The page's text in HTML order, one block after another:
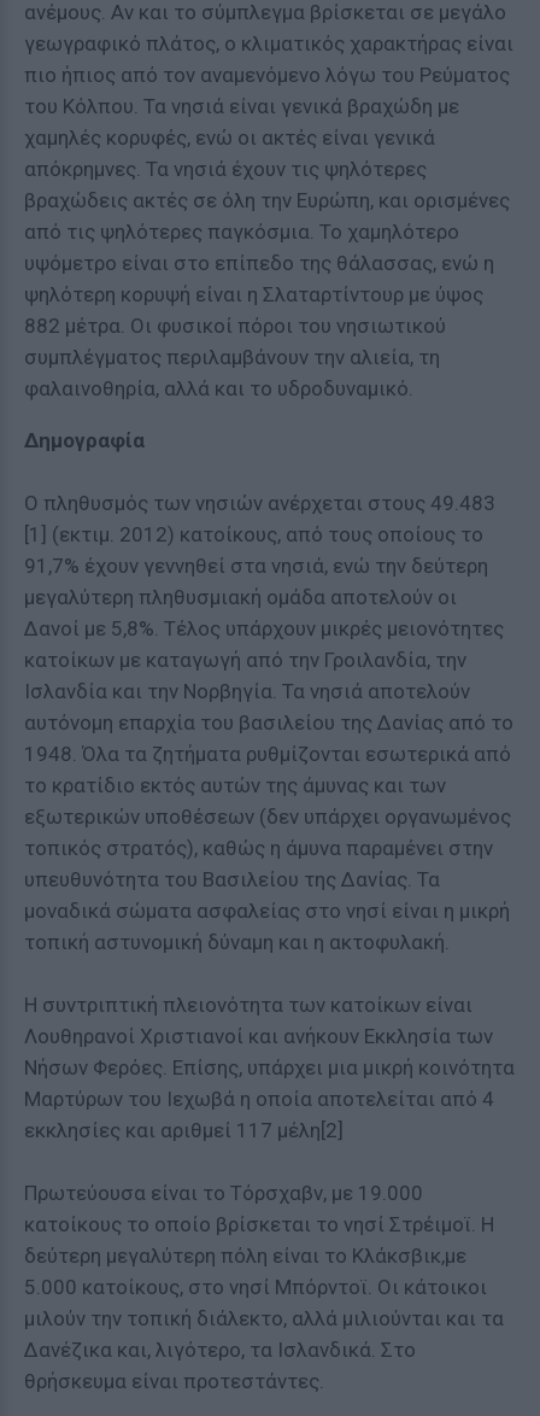
ανέμους. Αν και το σύμπλεγμα βρίσκεται σε μεγάλο
γεωγραφικό πλάτος, ο κλιματικός χαρακτήρας είναι
πιο ήπιος από τον αναμενόμενο λόγω του Ρεύματος
του Κόλπου. Τα νησιά είναι γενικά βραχώδη με
χαμηλές κορυφές, ενώ οι ακτές είναι γενικά
απόκρημνες. Τα νησιά έχουν τις ψηλότερες
βραχώδεις ακτές σε όλη την Ευρώπη, και ορισμένες
από τις ψηλότερες παγκόσμια. Το χαμηλότερο
υψόμετρο είναι στο επίπεδο της θάλασσας, ενώ η
ψηλότερη κορυψή είναι η Σλαταρτίντουρ με ύψος
882 μέτρα. Οι φυσικοί πόροι του νησιωτικού
συμπλέγματος περιλαμβάνουν την αλιεία, τη
φαλαινοθηρία, αλλά και το υδροδυναμικό.
Δημογραφία
Ο πληθυσμός των νησιών ανέρχεται στους 49.483
[1] (εκτιμ. 2012) κατοίκους, από τους οποίους το
91,7% έχουν γεννηθεί στα νησιά, ενώ την δεύτερη
μεγαλύτερη πληθυσμιακή ομάδα αποτελούν οι
Δανοί με 5,8%. Τέλος υπάρχουν μικρές μειονότητες
κατοίκων με καταγωγή από την Γροιλανδία, την
Ισλανδία και την Νορβηγία. Τα νησιά αποτελούν
αυτόνομη επαρχία του βασιλείου της Δανίας από το
1948. Όλα τα ζητήματα ρυθμίζονται εσωτερικά από
το κρατίδιο εκτός αυτών της άμυνας και των
εξωτερικών υποθέσεων (δεν υπάρχει οργανωμένος
τοπικός στρατός), καθώς η άμυνα παραμένει στην
υπευθυνότητα του Βασιλείου της Δανίας. Τα
μοναδικά σώματα ασφαλείας στο νησί είναι η μικρή
τοπική αστυνομική δύναμη και η ακτοφυλακή.
Η συντριπτική πλειονότητα των κατοίκων είναι
Λουθηρανοί Χριστιανοί και ανήκουν Εκκλησία των
Νήσων Φερόες. Επίσης, υπάρχει μια μικρή κοινότητα
Μαρτύρων του Ιεχωβά η οποία αποτελείται από 4
εκκλησίες και αριθμεί 117 μέλη[2]
Πρωτεύουσα είναι το Τόρσχαβν, με 19.000
κατοίκους το οποίο βρίσκεται το νησί Στρέιμοϊ. Η
δεύτερη μεγαλύτερη πόλη είναι το Κλάκσβικ,με
5.000 κατοίκους, στο νησί Μπόρντοϊ. Οι κάτοικοι
μιλούν την τοπική διάλεκτο, αλλά μιλιούνται και τα
Δανέζικα και, λιγότερο, τα Ισλανδικά. Στο
θρήσκευμα είναι προτεστάντες.